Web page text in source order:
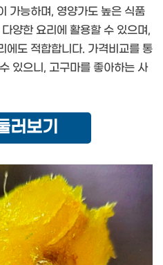
가능하며, 영양가도 높은 식품
양한 요리에 활용할 수 있으며,
에도 적합합니다. 가격비교를 통
있으니, 고구마를 좋아하는 사
러보기